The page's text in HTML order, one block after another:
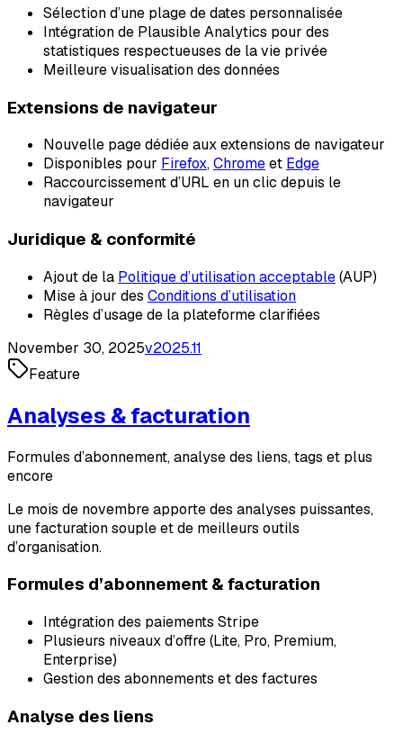
Sélection d’une plage de dates personnalisée
Intégration de Plausible Analytics pour des
statistiques respectueuses de la vie privée
Meilleure visualisation des données
Extensions de navigateur
Nouvelle page dédiée aux extensions de navigateur
Disponibles pour Firefox,Chromeet Edge
Raccourcissement d’URL en un clic depuis le
navigateur
Juridique & conformité
Ajout de la Politique d’utilisation acceptable(AUP)
Mise à jour des Conditions d’utilisation
Règles d’usage de la plateforme clarifiées
November 30, 2025v2025.11
Feature
Analyses & facturation
Formules d’abonnement, analyse des liens, tags et plus
encore
Le mois de novembre apporte des analyses puissantes,
une facturation souple et de meilleurs outils
d’organisation.
Formules d’abonnement & facturation
Intégration des paiements Stripe
Plusieurs niveaux d’offre (Lite, Pro, Premium,
Enterprise)
Gestion des abonnements et des factures
Analyse des liens